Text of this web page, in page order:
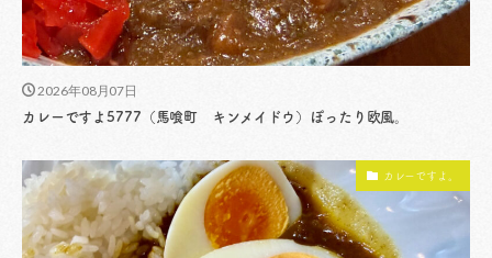
2026年08月07日
カレーですよ5777（馬喰町 キンメイドウ）ぽったり欧風。
カレーですよ。